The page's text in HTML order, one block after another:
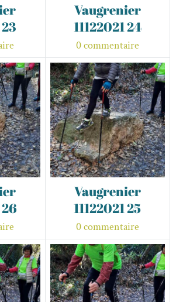
Vaugrenier
11122021 24
0 commentaire
26
Vaugrenier
11122021 25
0 commentaire